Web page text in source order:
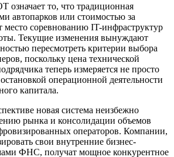
означает то, что традиционная
автопарков или стоимостью за
место соревнованию IT-инфраструктур
Текущие изменения вынуждают
пересмотреть критерии выбора
поскольку цена технической
теперь измеряется не просто
операционной деятельности
капитала.
новая система неизбежно
рынка и консолидации объемов
операторов. Компании,
свои внутренние бизнес-
ФНС, получат мощное конкурентное